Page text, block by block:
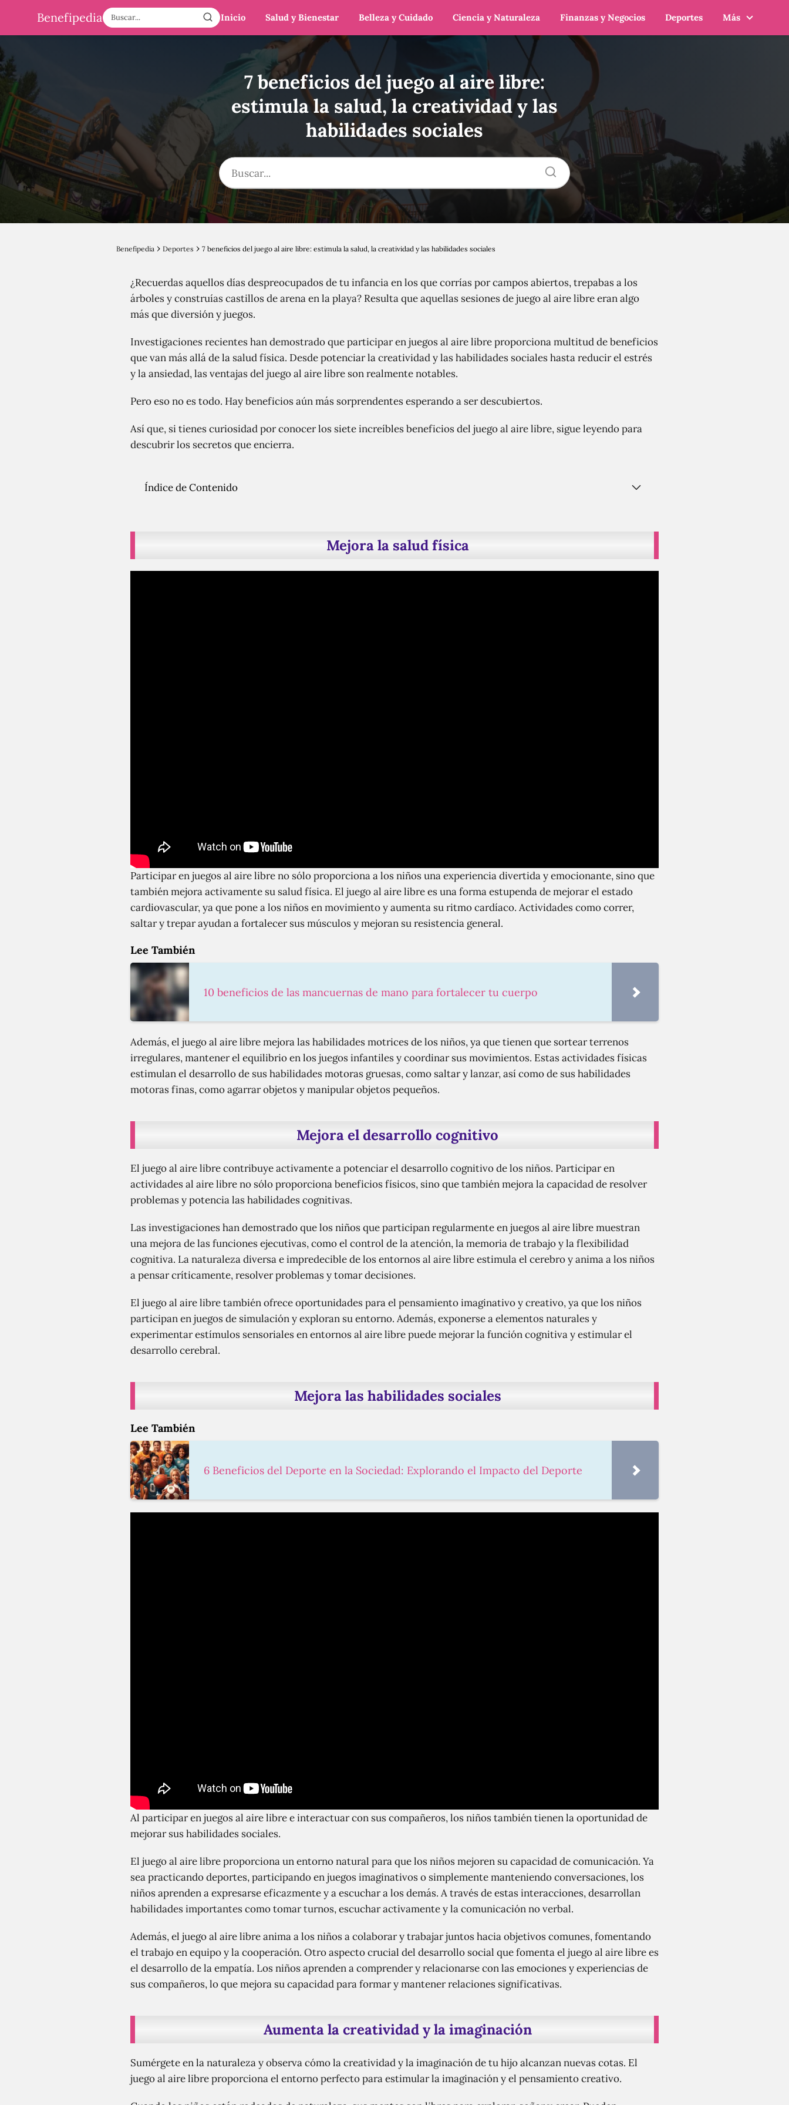
Benefipedia Inicio Salud y Bienestar Belleza y Cuidado Ciencia y Naturaleza Finanzas y Negocios Deportes Más
7 beneficios del juego al aire libre:
estimula la salud, la creatividad y las
habilidades sociales
Benefipedia Deportes 7 beneficios del juego al aire libre: estimula la salud, la creatividad y las habilidades sociales
¿Recuerdas aquellos días despreocupados de tu infancia en los que corrías por campos abiertos, trepabas a los
árboles y construías castillos de arena en la playa? Resulta que aquellas sesiones de juego al aire libre eran algo
más que diversión y juegos.
Investigaciones recientes han demostrado que participar en juegos al aire libre proporciona multitud de beneficios
que van más allá de la salud física. Desde potenciar la creatividad y las habilidades sociales hasta reducir el estrés
y la ansiedad, las ventajas del juego al aire libre son realmente notables.
Pero eso no es todo. Hay beneficios aún más sorprendentes esperando a ser descubiertos.
Así que, si tienes curiosidad por conocer los siete increíbles beneficios del juego al aire libre, sigue leyendo para
descubrir los secretos que encierra.
Índice de Contenido
Mejora la salud física
Participar en juegos al aire libre no sólo proporciona a los niños una experiencia divertida y emocionante, sino que
también mejora activamente su salud física. El juego al aire libre es una forma estupenda de mejorar el estado
cardiovascular, ya que pone a los niños en movimiento y aumenta su ritmo cardíaco. Actividades como correr,
saltar y trepar ayudan a fortalecer sus músculos y mejoran su resistencia general.
Lee También
10 beneficios de las mancuernas de mano para fortalecer tu cuerpo
Además, el juego al aire libre mejora las habilidades motrices de los niños, ya que tienen que sortear terrenos
irregulares, mantener el equilibrio en los juegos infantiles y coordinar sus movimientos. Estas actividades físicas
estimulan el desarrollo de sus habilidades motoras gruesas, como saltar y lanzar, así como de sus habilidades
motoras finas, como agarrar objetos y manipular objetos pequeños.
Mejora el desarrollo cognitivo
El juego al aire libre contribuye activamente a potenciar el desarrollo cognitivo de los niños. Participar en
actividades al aire libre no sólo proporciona beneficios físicos, sino que también mejora la capacidad de resolver
problemas y potencia las habilidades cognitivas.
Las investigaciones han demostrado que los niños que participan regularmente en juegos al aire libre muestran
una mejora de las funciones ejecutivas, como el control de la atención, la memoria de trabajo y la flexibilidad
cognitiva. La naturaleza diversa e impredecible de los entornos al aire libre estimula el cerebro y anima a los niños
a pensar críticamente, resolver problemas y tomar decisiones.
El juego al aire libre también ofrece oportunidades para el pensamiento imaginativo y creativo, ya que los niños
participan en juegos de simulación y exploran su entorno. Además, exponerse a elementos naturales y
experimentar estímulos sensoriales en entornos al aire libre puede mejorar la función cognitiva y estimular el
desarrollo cerebral.
Mejora las habilidades sociales
Lee También
6 Beneficios del Deporte en la Sociedad: Explorando el Impacto del Deporte
Al participar en juegos al aire libre e interactuar con sus compañeros, los niños también tienen la oportunidad de
mejorar sus habilidades sociales.
El juego al aire libre proporciona un entorno natural para que los niños mejoren su capacidad de comunicación. Ya
sea practicando deportes, participando en juegos imaginativos o simplemente manteniendo conversaciones, los
niños aprenden a expresarse eficazmente y a escuchar a los demás. A través de estas interacciones, desarrollan
habilidades importantes como tomar turnos, escuchar activamente y la comunicación no verbal.
Además, el juego al aire libre anima a los niños a colaborar y trabajar juntos hacia objetivos comunes, fomentando
el trabajo en equipo y la cooperación. Otro aspecto crucial del desarrollo social que fomenta el juego al aire libre es
el desarrollo de la empatía. Los niños aprenden a comprender y relacionarse con las emociones y experiencias de
sus compañeros, lo que mejora su capacidad para formar y mantener relaciones significativas.
Aumenta la creatividad y la imaginación
Sumérgete en la naturaleza y observa cómo la creatividad y la imaginación de tu hijo alcanzan nuevas cotas. El
juego al aire libre proporciona el entorno perfecto para estimular la imaginación y el pensamiento creativo.